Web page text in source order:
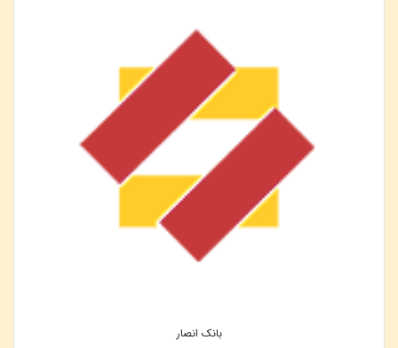
بانک انصار